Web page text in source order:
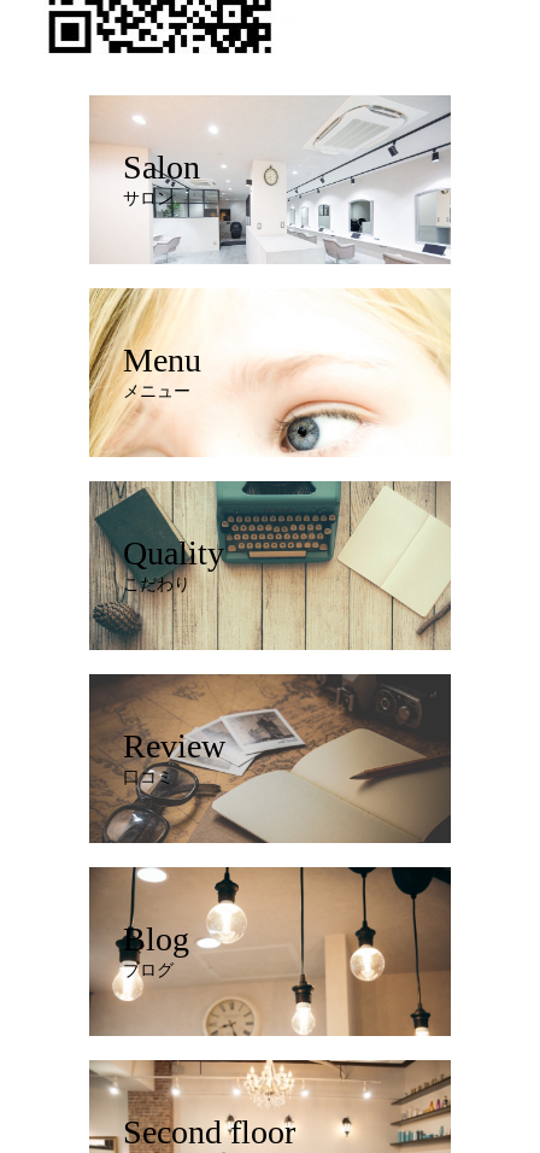
Salon
サロン
Menu
メニュー
Quality
こだわり
Review
口コミ
Blog
ブログ
Second floor